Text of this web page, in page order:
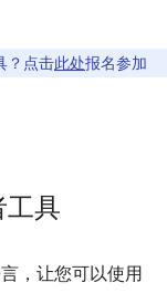
？点击此处报名参加
工具
，让您可以使用